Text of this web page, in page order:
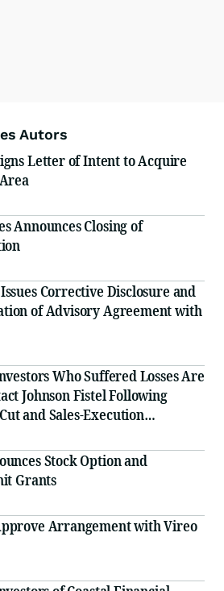
Autors
Letter of Intent to Acquire
Announces Closing of
Corrective Disclosure and
of Advisory Agreement with
Who Suffered Losses Are
Johnson Fistel Following
and Sales-Execution
Stock Option and
Grants
Arrangement with Vireo